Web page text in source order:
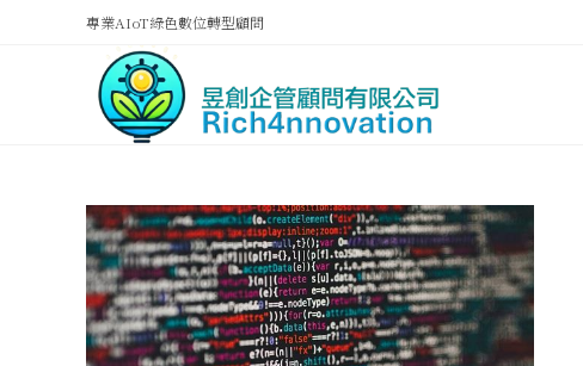
專業AIoT綠色數位轉型顧問